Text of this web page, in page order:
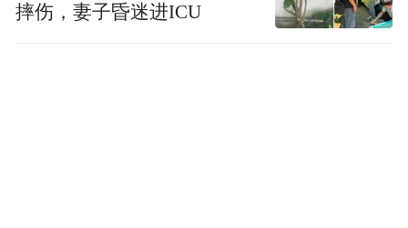
摔伤，妻子昏迷进ICU